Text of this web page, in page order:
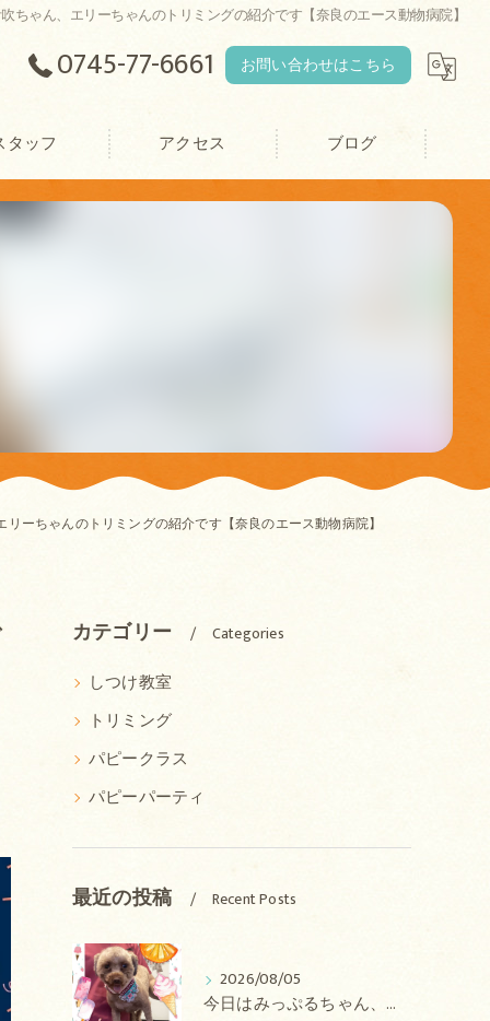
ちゃん、エリーちゃんのトリミングの紹介です【奈良のエース動物病院】
0745-77-6661 お問い合わせはこちら
タッフ アクセス ブログ
ーちゃんのトリミングの紹介です【奈良のエース動物病院】
カテゴリー Categories
しつけ教室
トリミング
パピークラス
パピーパーティ
最近の投稿 Recent Posts
2026/08/05
今日はみっぷるちゃん、アトムちゃん、こたろうちゃん、ルルちゃん、アンジュちゃん、がぶちゃんのトリミングの紹介です【奈良のエース動物病院】